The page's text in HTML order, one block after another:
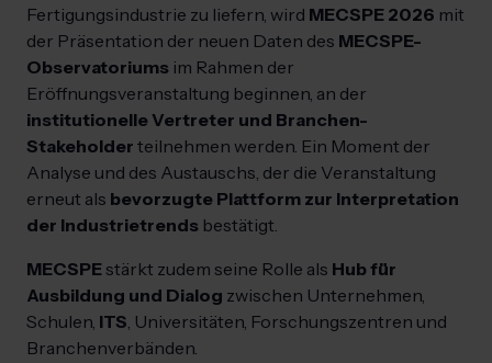
Fertigungsindustrie zu liefern, wird MECSPE 2026 mit
der Präsentation der neuen Daten des MECSPE-
Observatoriums im Rahmen der
Eröffnungsveranstaltung beginnen, an der
institutionelle Vertreter und Branchen-
Stakeholder teilnehmen werden. Ein Moment der
Analyse und des Austauschs, der die Veranstaltung
erneut als bevorzugte Plattform zur Interpretation
der Industrietrends bestätigt.
MECSPE stärkt zudem seine Rolle als Hub für
Ausbildung und Dialog zwischen Unternehmen,
Schulen, ITS , Universitäten, Forschungszentren und
Branchenverbänden.